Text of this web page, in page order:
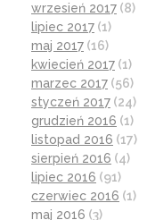
wrzesień 2017 (8)
lipiec 2017 (1)
maj 2017 (16)
kwiecień 2017 (1)
marzec 2017 (56)
styczeń 2017 (24)
grudzień 2016 (1)
listopad 2016 (17)
sierpień 2016 (4)
lipiec 2016 (91)
czerwiec 2016 (1)
maj 2016 (3)